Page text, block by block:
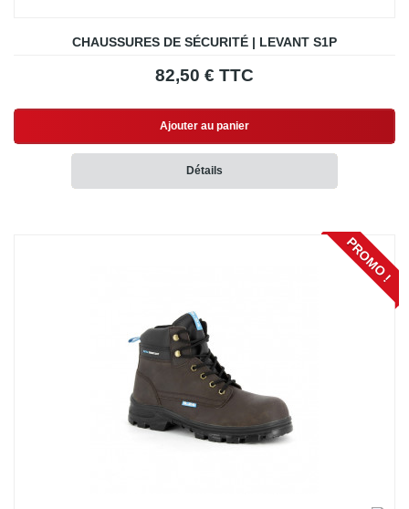
CHAUSSURES DE SÉCURITÉ | LEVANT S1P
82,50 € TTC
Ajouter au panier
Détails
PROMO !